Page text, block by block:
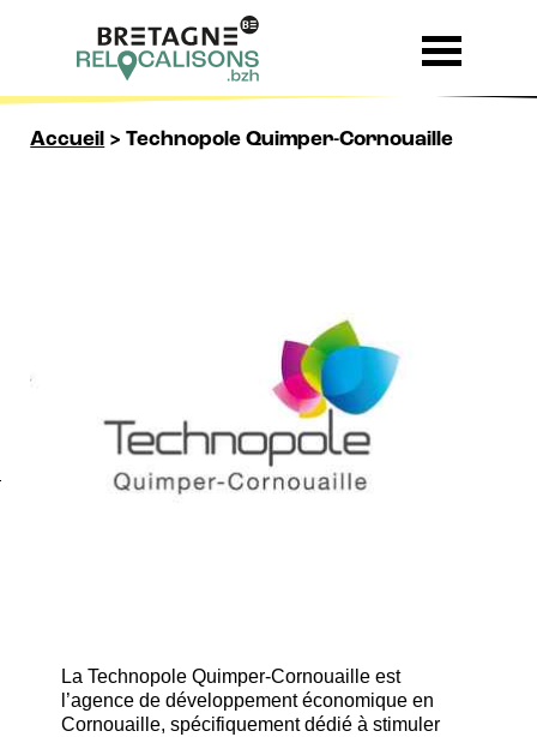
Accueil >Technopole Quimper-Cornouaille
La Technopole Quimper-Cornouaille est
l’agence de développement économique en
Cornouaille, spécifiquement dédié à stimuler